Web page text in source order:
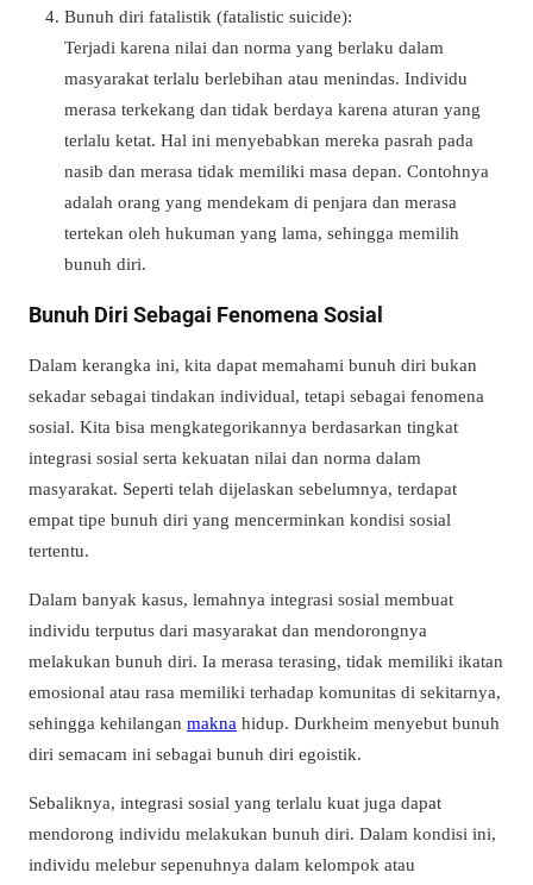
Bunuh diri fatalistik (fatalistic suicide):
Terjadi karena nilai dan norma yang berlaku dalam
masyarakat terlalu berlebihan atau menindas. Individu
merasa terkekang dan tidak berdaya karena aturan yang
terlalu ketat. Hal ini menyebabkan mereka pasrah pada
nasib dan merasa tidak memiliki masa depan. Contohnya
adalah orang yang mendekam di penjara dan merasa
tertekan oleh hukuman yang lama, sehingga memilih
bunuh diri.
Bunuh Diri Sebagai Fenomena Sosial
Dalam kerangka ini, kita dapat memahami bunuh diri bukan
sekadar sebagai tindakan individual, tetapi sebagai fenomena
sosial. Kita bisa mengkategorikannya berdasarkan tingkat
integrasi sosial serta kekuatan nilai dan norma dalam
masyarakat. Seperti telah dijelaskan sebelumnya, terdapat
empat tipe bunuh diri yang mencerminkan kondisi sosial
tertentu.
Dalam banyak kasus, lemahnya integrasi sosial membuat
individu terputus dari masyarakat dan mendorongnya
melakukan bunuh diri. Ia merasa terasing, tidak memiliki ikatan
emosional atau rasa memiliki terhadap komunitas di sekitarnya,
sehingga kehilangan makna hidup. Durkheim menyebut bunuh
diri semacam ini sebagai bunuh diri egoistik.
Sebaliknya, integrasi sosial yang terlalu kuat juga dapat
mendorong individu melakukan bunuh diri. Dalam kondisi ini,
individu melebur sepenuhnya dalam kelompok atau